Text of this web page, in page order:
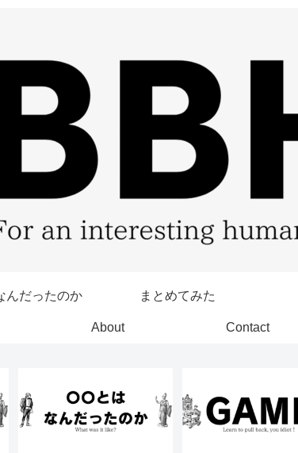
んだったのか まとめてみた
About Contact